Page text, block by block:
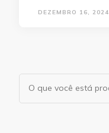
DEZEMBRO 16, 2024